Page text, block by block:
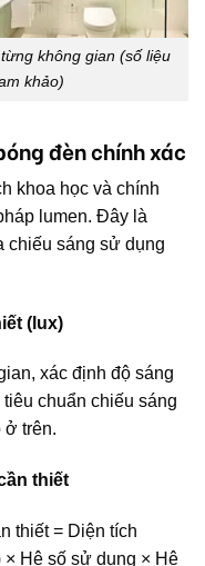
không gian (số liệu
khảo)
đèn chính xác
khoa học và chính
lumen. Đây là
chiếu sáng sử dụng
(lux)
xác định độ sáng
chuẩn chiếu sáng
ở trên.
thiết
thiết = Diện tích
× Hệ số sử dụng × Hệ